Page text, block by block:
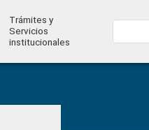
Trámites y
Servicios
institucionales